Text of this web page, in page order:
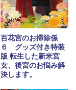
百花宮のお掃除係
６ グッズ付き特装
版 転生した新米宮
女、後宮のお悩み解
決します。